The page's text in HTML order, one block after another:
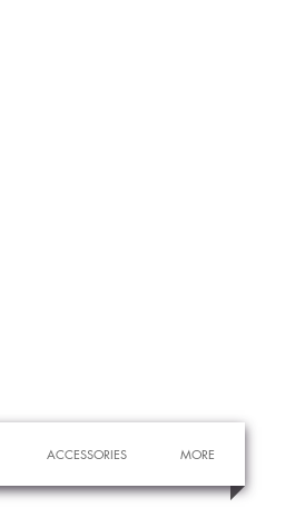
ACCESSORIES MORE